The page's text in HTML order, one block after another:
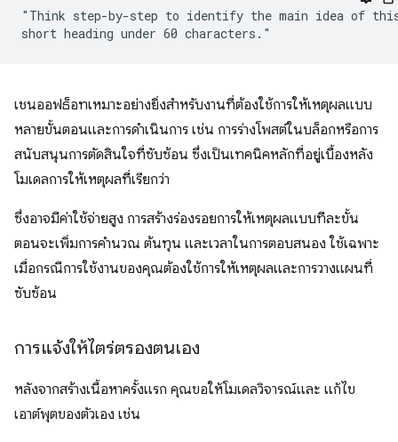
"Think step-by-step to identify the main idea of this
เชนออฟธ็อทเหมาะอย่างยิ่งสำหรับงานที่ต้องใช้การให้เหตุผลแบบ
หลายขั้นตอนและการดำเนินการ เช่น การร่างโพสต์ในบล็อกหรือการ
สนับสนุนการตัดสินใจที่ซับซ้อน ซึ่งเป็นเทคนิคหลักที่อยู่เบื้องหลัง
โมเดลการให้เหตุผลที่เรียกว่า
ซึ่งอาจมีค่าใช้จ่ายสูง การสร้างร่องรอยการให้เหตุผลแบบทีละขั้น
ตอนจะเพิ่มการคำนวณ ต้นทุน และเวลาในการตอบสนอง ใช้เฉพาะ
เมื่อกรณีการใช้งานของคุณต้องใช้การให้เหตุผลและการวางแผนที่
ซับซ้อน
การแจ้งให้ไตร่ตรองตนเอง
หลังจากสร้างเนื้อหาครั้งแรก คุณขอให้โมเดลวิจารณ์และ แก้ไข
เอาต์พุตของตัวเอง เช่น